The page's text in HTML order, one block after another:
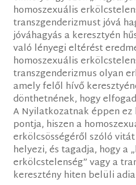
homoszexuális
transzgenderizmust jóvá
jóváhagyás a keresztyén
való lényegi eltérést
homoszexuális
transzgenderizmus olyan
amely felől hívő
dönthetnének, hogy
A Nyilatkozatnak éppen
pontja, hiszen a
erkölcsösségéről szóló
helyezi, és tagadja, hogy a
erkölcstelenség” vagy a
keresztény hiten belüli